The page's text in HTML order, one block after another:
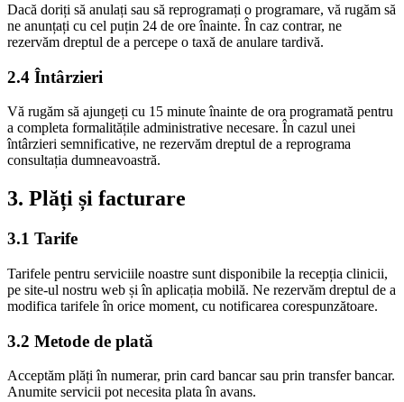
Dacă doriți să anulați sau să reprogramați o programare, vă rugăm să
ne anunțați cu cel puțin 24 de ore înainte. În caz contrar, ne
rezervăm dreptul de a percepe o taxă de anulare tardivă.
2.4 Întârzieri
Vă rugăm să ajungeți cu 15 minute înainte de ora programată pentru
a completa formalitățile administrative necesare. În cazul unei
întârzieri semnificative, ne rezervăm dreptul de a reprograma
consultația dumneavoastră.
3. Plăți și facturare
3.1 Tarife
Tarifele pentru serviciile noastre sunt disponibile la recepția clinicii,
pe site-ul nostru web și în aplicația mobilă. Ne rezervăm dreptul de a
modifica tarifele în orice moment, cu notificarea corespunzătoare.
3.2 Metode de plată
Acceptăm plăți în numerar, prin card bancar sau prin transfer bancar.
Anumite servicii pot necesita plata în avans.